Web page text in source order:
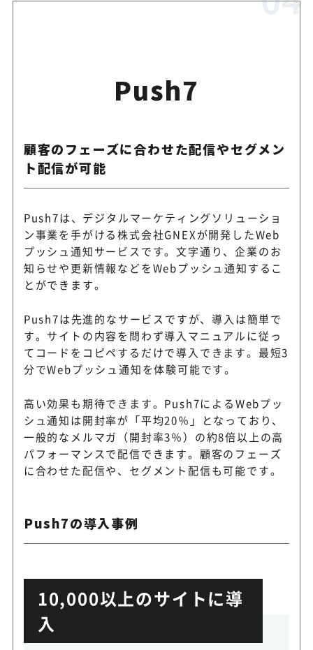
Push7
顧客のフェーズに合わせた配信やセグメン
ト配信が可能
Push7は、デジタルマーケティングソリューショ
ン事業を手がける株式会社GNEXが開発したWeb
プッシュ通知サービスです。文字通り、企業のお
知らせや更新情報などをWebプッシュ通知するこ
とができます。
Push7は先進的なサービスですが、導入は簡単で
す。サイトの内容を問わず導入マニュアルに従っ
てコードをコピペするだけで導入できます。最短3
分でWebプッシュ通知を体験可能です。
高い効果も期待できます。Push7によるWebプッ
シュ通知は開封率が「平均20％」となっており、
一般的なメルマガ（開封率3％）の約8倍以上の高
パフォーマンスで配信できます。顧客のフェーズ
に合わせた配信や、セグメント配信も可能です。
Push7の導入事例
10,000以上のサイトに導
入